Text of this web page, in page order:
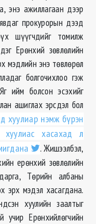
энэ ажиллагаан дээр
прокурорын дээд
шүүгчдийг томилж
Ерөнхий зөвлөлийн
мэдлийн энэ төвлөрөл
болгочихлоо гэж
ийм болсон эсэхийг
ашиглах эрсдэл бол
хуулиар нэмж бүрэн
хасахад л
. Жишээлбэл,
ерөнхий зөвлөлийн
Төрийн албаны
эрх мэдэл хасагдана.
хуулийн заалтыг
учир Ерөнхийлөгчийн